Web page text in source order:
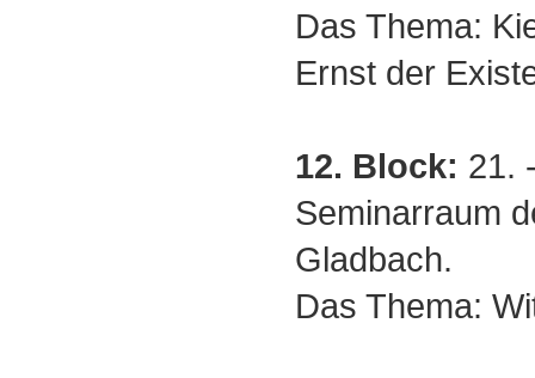
Das Thema:
Ernst der
12. Block: 21.
Seminarraum
Gladbach.
Das Thema: